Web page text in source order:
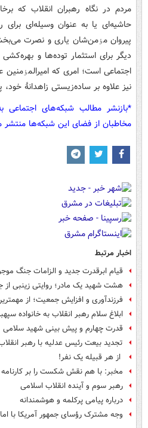
مردم در نگاه رهبران انقلاب که
حاشیه‌ای یا به عنوان وسیله‌ای برای
پیروان مٶمن‌شان یاری و نصرت
دیگر برای استثمار توده‌ها و
اجتماعی است؛ امری که
نیز علاوه بر ساده‌زیستی زاهدانۀ
*بازنشر مطالب شبکه‌های
مخاطبان از فضای این شبکه‌ها
اخبار مرتبط
قیام ابرقدرت جدید و الزامات جنگ
هشت شهید یک مادر؛ روایتی زینبی
فرزندآوری و افزایش جمعیت؛ از
ابلاغ سلام رهبر انقلاب به خانواده
قدرت چهارم و پیش بینی شهید سلامی
تجدید بیعت رئیس عدلیه با رهبر
از هر قبیله یک نفر!
مخبر: با هم نقش شکست را بر
رهبر سوم و آینده انقلاب اسلامی
درباره پیامی پرکلمه و هوشمندانه
وجه مشترک رؤسای جمهور آمریکا با